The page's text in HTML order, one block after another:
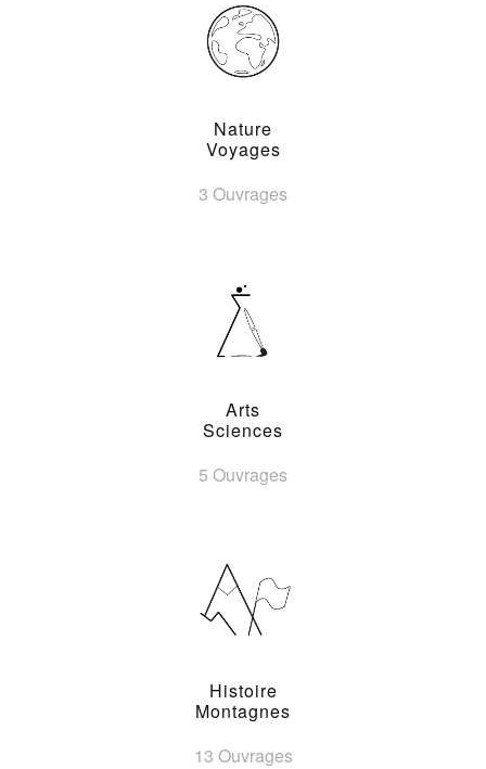
Nature
Voyages
3 Ouvrages
Arts
Sciences
5 Ouvrages
Histoire
Montagnes
13 Ouvrages